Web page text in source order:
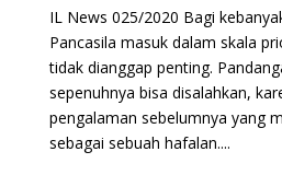
IL News 025/2020 Bagi
Pancasila masuk dalam skala
tidak dianggap penting.
sepenuhnya bisa disalahkan,
pengalaman sebelumnya yang
sebagai sebuah hafalan....